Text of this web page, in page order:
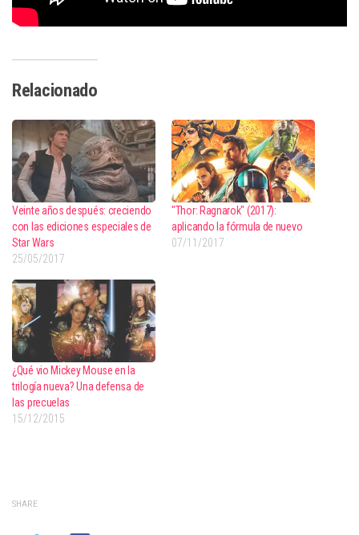
Relacionado
Veinte años después: creciendo
con las ediciones especiales de
Star Wars
25/05/2017
"Thor: Ragnarok" (2017):
aplicando la fórmula de nuevo
07/11/2017
¿Qué vio Mickey Mouse en la
trilogía nueva? Una defensa de
las precuelas
15/12/2015
SHARE